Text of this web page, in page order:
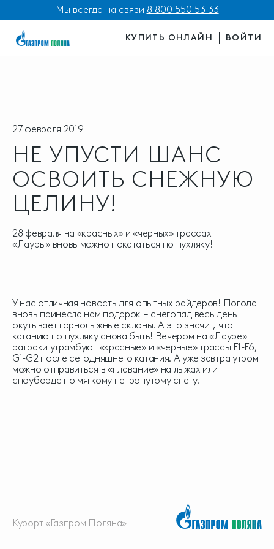
Мы всегда на связи 8 800 550 53 33
КУПИТЬ ОНЛАЙН ВОЙТИ
27 февраля 2019
НЕ УПУСТИ ШАНС
ОСВОИТЬ СНЕЖНУЮ
ЦЕЛИНУ!
28 февраля на «красных» и «черных» трассах
«Лауры» вновь можно покататься по пухляку!
У нас отличная новость для опытных райдеров! Погода
вновь принесла нам подарок – снегопад весь день
окутывает горнолыжные склоны. А это значит, что
катанию по пухляку снова быть! Вечером на «Лауре»
ратраки утрамбуют «красные» и «черные» трассы F1-F6,
G1-G2 после сегодняшнего катания. А уже завтра утром
можно отправиться в «плавание» на лыжах или
сноуборде по мягкому нетронутому снегу.
Курорт «Газпром Поляна»